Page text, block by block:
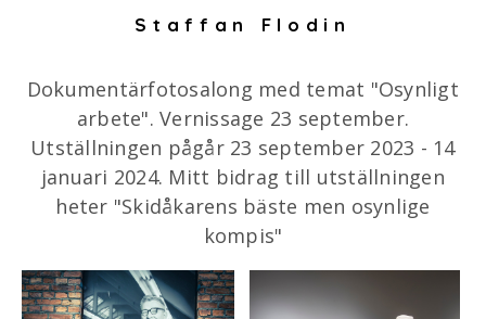
Staffan Flodin
Dokumentärfotosalong med temat "Osynligt
arbete". Vernissage 23 september.
Utställningen pågår 23 september 2023 - 14
januari 2024. Mitt bidrag till utställningen
heter "Skidåkarens bäste men osynlige
kompis"